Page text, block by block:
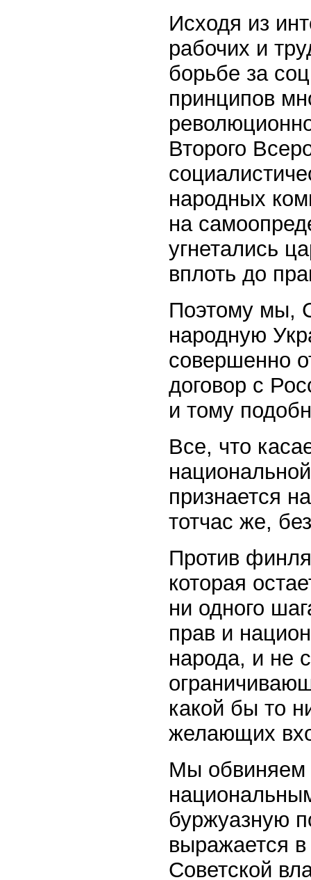
Исходя из
рабочих и
борьбе за
принципов
Второго
народных
на
угнетались
вплоть до
Поэтому мы,
народную
совершенно
договор с
и тому
Все, что
признается
тотчас же,
Против
которая
ни одного
прав и
народа, и не
какой бы то
желающих
Мы обвиняем
буржуазную
выражается
Советской